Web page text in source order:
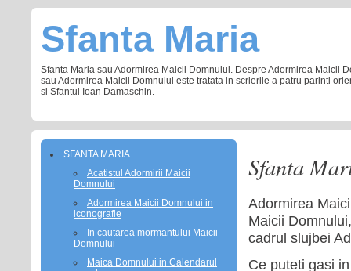
Sfanta Maria
Sfanta Maria sau Adormirea Maicii Domnului. Despre Adormirea Maicii
sau Adormirea Maicii Domnului este tratata in scrierile a patru parinti
si Sfantul Ioan Damaschin.
Sfanta
Adormirea
Maicii
cadrul slujbei
Ce puteti gasi
SFANTA MARIA
Acatistul Adormirii Maicii
Domnului
Adormirea Maicii Domnului in
iconografie
In cautarea mormantului Maicii
Domnului
Maica Domnului in Calendarul